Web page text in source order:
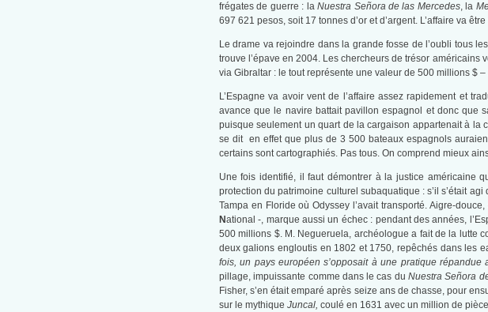
frégates de guerre : laNuestra Señorade las Mercedes, la
697 621 pesos, soit 17 tonnes d’or et d’argent. L’affaire va
Le drame va rejoindre dans la grande fosse de l’oubli tous
trouve l’épave en 2004. Les chercheurs de trésor américains
via Gibraltar : le tout représente une valeur de 500 millions $
L’Espagne va avoir vent de l’affaire assez rapidement et
avance que le navire battait pavillon espagnol et donc que
puisque seulement un quart de la cargaison appartenait à la
se dit en effet que plus de 3 500 bateaux espagnols
certains sont cartographiés. Pas tous. On comprend mieux
Une fois identifié, il faut démontrer à la justice américaine
protection du patrimoine culturel subaquatique : s’il s’était
Tampa en Floride où Odyssey l’avait transporté. Aigre-
National -, marque aussi un échec : pendant des années,
500 millions $. M. Negueruela, archéologue a fait de la lutte
deux galions engloutis en 1802 et 1750, repêchés dans les
fois, un pays européen s’opposait à une pratique
pillage, impuissante comme dans le cas duNuestra Señora
Fisher, s’en était emparé après seize ans de chasse, pour
sur le mythique Juncal, coulé en 1631 avec un million de